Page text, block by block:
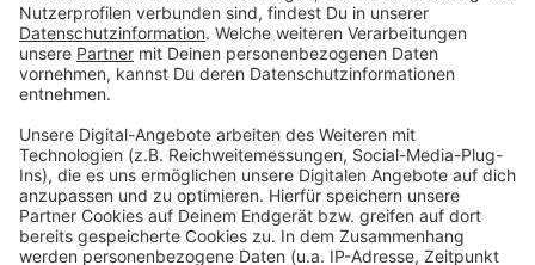
Weitere Meldungen aus Leverkusen
Anzeige
Leverkusener Ordnungsamt stellt bei Kiosken
Verstöße fest
Weniger verschuldete Haushalte in Leverkusen